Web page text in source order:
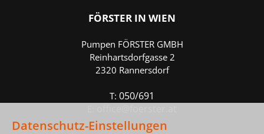
FÖRSTER IN WIEN
Pumpen FÖRSTER GMBH
Reinhartsdorfgasse 2
2320 Rannersdorf
T: 050/691
Datenschutz-Einstellungen